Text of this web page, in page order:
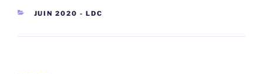
CATEGORIEËN
JUIN 2020 - LDC
Berichtnavigatie